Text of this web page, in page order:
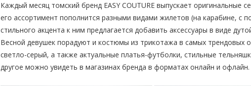
Каждый месяц томский бренд EASY COUTURE выпускает оригинальные
его ассортимент пополнится разными видами жилетов (на карабине, с
стильного акцента к ним предлагается добавить аксессуары в виде
Весной девушек порадуют и костюмы из трикотажа в самых трендовых
светло-серый, а также актуальные платья-футболки, стильные
другое можно увидеть в магазинах бренда в форматах онлайн и офлайн.